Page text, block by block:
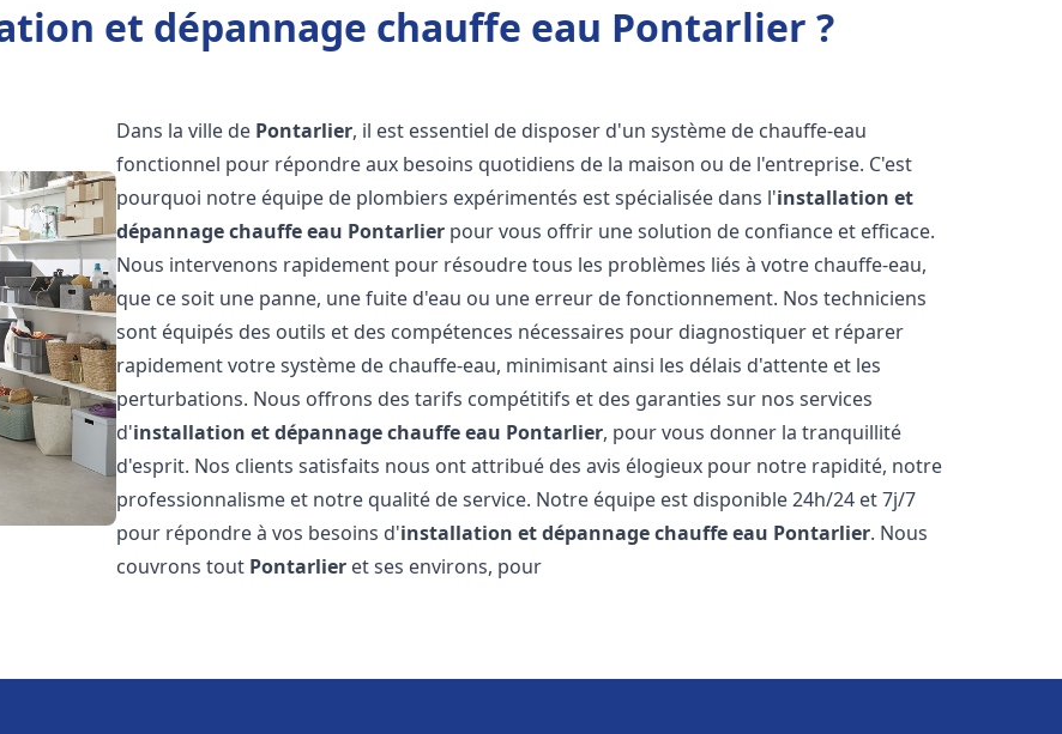
et dépannage chauffe eau Pontarlier ?
Dans la ville de Pontarlier, il est essentiel de disposer d'un système de chauffe-eau
fonctionnel pour répondre aux besoins quotidiens de la maison ou de l'entreprise. C'est
pourquoi notre équipe de plombiers expérimentés est spécialisée dans l'installation et
dépannage chauffe eau Pontarlier pour vous offrir une solution de confiance et efficace.
Nous intervenons rapidement pour résoudre tous les problèmes liés à votre chauffe-eau,
que ce soit une panne, une fuite d'eau ou une erreur de fonctionnement. Nos techniciens
sont équipés des outils et des compétences nécessaires pour diagnostiquer et réparer
rapidement votre système de chauffe-eau, minimisant ainsi les délais d'attente et les
perturbations. Nous offrons des tarifs compétitifs et des garanties sur nos services
d'installation et dépannage chauffe eau Pontarlier, pour vous donner la tranquillité
d'esprit. Nos clients satisfaits nous ont attribué des avis élogieux pour notre rapidité, notre
professionnalisme et notre qualité de service. Notre équipe est disponible 24h/24 et 7j/7
pour répondre à vos besoins d'installation et dépannage chauffe eau Pontarlier. Nous
couvrons tout Pontarlier et ses environs, pour